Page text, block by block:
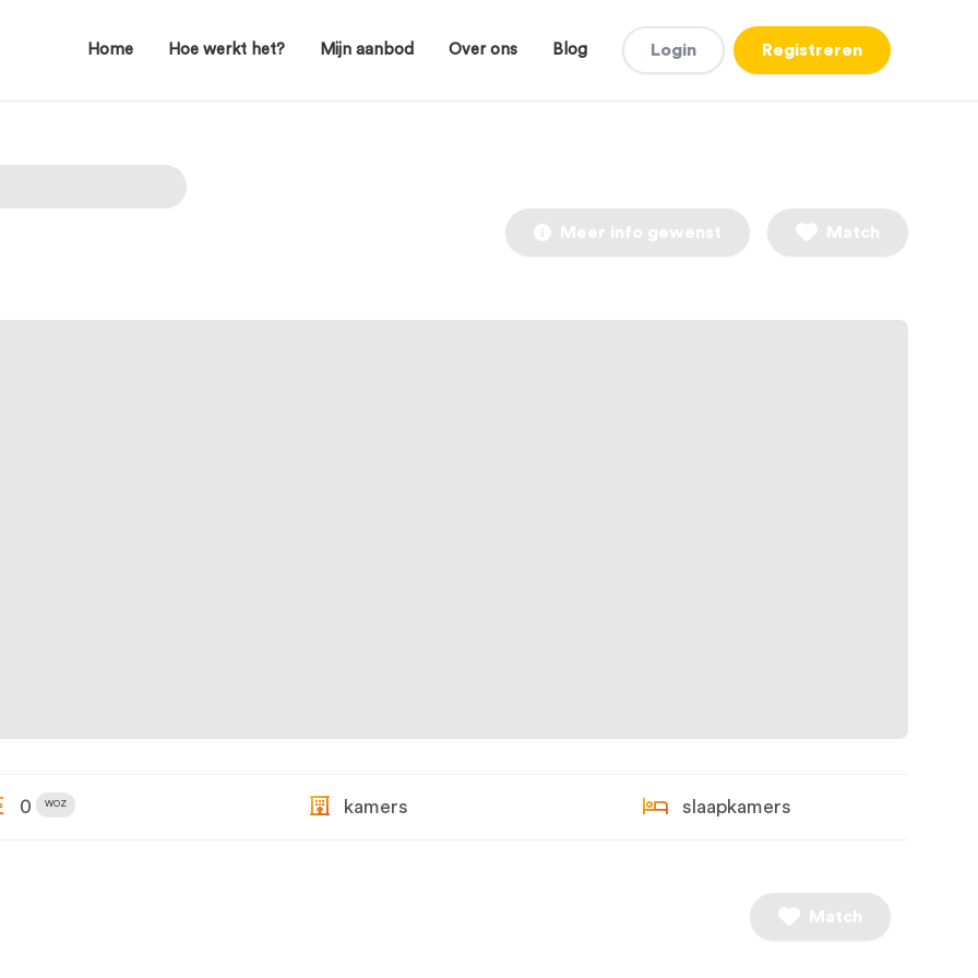
Home Hoe werkt het? Mijn aanbod Over ons Blog Login Registreren
Meer info gewenst Match
0 WOZ kamers slaapkamers
Match